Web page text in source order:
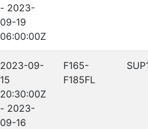
- 2023-
09-19
06:00:00Z
2023-09-
15
20:30:00Z
- 2023-
09-16
F165-
F185FL